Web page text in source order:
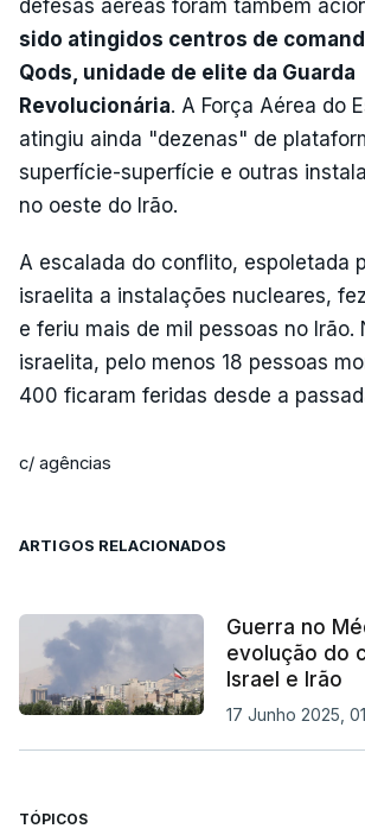
defesas aéreas foram também
sido atingidos centros de
Qods, unidade de elite da Guarda
Revolucionária. A Força Aérea do
atingiu ainda "dezenas" de
superfície-superfície e outras
no oeste do Irão.
A escalada do conflito, espoletada
israelita a instalações nucleares,
e feriu mais de mil pessoas no Irão.
israelita, pelo menos 18 pessoas
400 ficaram feridas desde a
c/ agências
ARTIGOS RELACIONADOS
Guerra no
evolução do
Israel e Irão
17 Junho 2025,
TÓPICOS